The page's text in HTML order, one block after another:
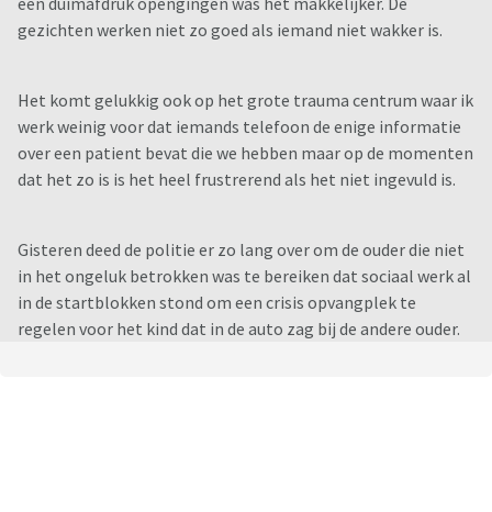
gezichten werken niet zo goed als iemand niet wakker is.
Het komt gelukkig ook op het grote trauma centrum waar ik
werk weinig voor dat iemands telefoon de enige informatie
over een patient bevat die we hebben maar op de momenten
dat het zo is is het heel frustrerend als het niet ingevuld is.
Gisteren deed de politie er zo lang over om de ouder die niet
in het ongeluk betrokken was te bereiken dat sociaal werk al
in de startblokken stond om een crisis opvangplek te
regelen voor het kind dat in de auto zag bij de andere ouder.